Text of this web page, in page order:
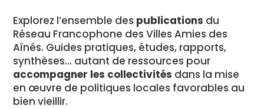
Explorez l’ensemble des publications du
Réseau Francophone desVillesAmies des
Aînés. Guides pratiques, études, rapports,
synthèses… autant de ressources pour
accompagner les collectivités dans la mise
en œuvre de politiques locales favorables au
bienvieillir.